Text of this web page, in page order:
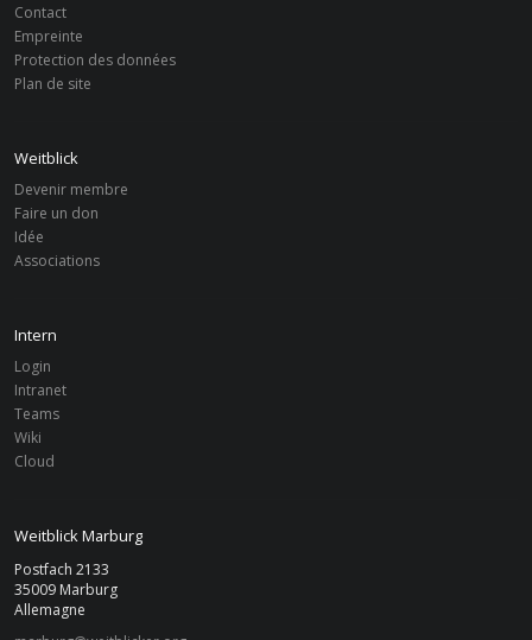
FILTRE
Associations
Rechercher
Contact
Empreinte
Protection des données
Plan de site
Weitblick
Devenir membre
Faire un don
Idée
Associations
Intern
Login
Intranet
Teams
Wiki
Cloud
Weitblick Marburg
Postfach 2133
35009 Marburg
Allemagne